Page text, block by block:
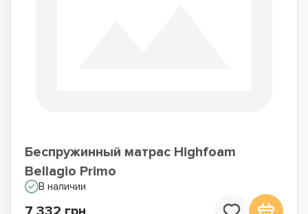
Беспружинный матрас Highfoam
Bellagio Primo
В наличии